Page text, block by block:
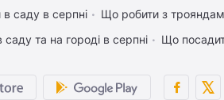
в саду в серпні
Що робити з
та на городі в серпні
Що